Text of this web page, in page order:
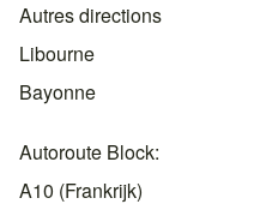
Autres directions
Libourne
Bayonne
Autoroute Block
A10 (Frankrijk)